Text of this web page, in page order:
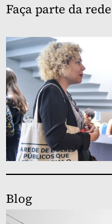
Faça parte da rede
Blog